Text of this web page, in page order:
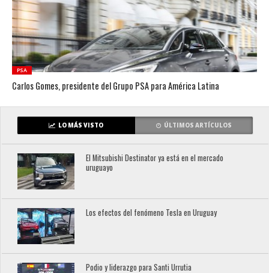
PSA
Carlos Gomes, presidente del Grupo PSA para América Latina
LO MÁS VISTO ÚLTIMOS ARTÍCULOS
El Mitsubishi Destinator ya está en el mercado
uruguayo
Los efectos del fenómeno Tesla en Uruguay
Podio y liderazgo para Santi Urrutia